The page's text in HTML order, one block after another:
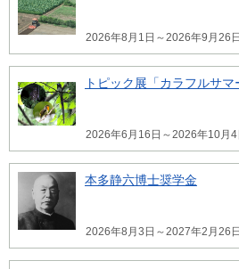
2026年8月1日～2026年9月26日
トピック展「カラフルサマ
2026年6月16日～2026年10月4
本多静六博士奨学金
2026年8月3日～2027年2月26日